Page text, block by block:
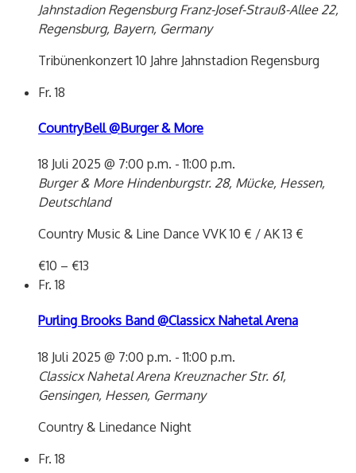
Jahnstadion RegensburgFranz-Josef-Strauß-Allee 22,
Regensburg, Bayern, Germany
Tribünenkonzert 10 Jahre Jahnstadion Regensburg
Fr.18
CountryBell @Burger & More
18 Juli 2025 @ 7:00 p.m. -11:00 p.m.
Burger & More Hindenburgstr. 28, Mücke, Hessen,
Deutschland
Country Music & Line Dance VVK 10 € / AK 13 €
€10 – €13
Fr.18
Purling Brooks Band @Classicx Nahetal Arena
18 Juli 2025 @ 7:00 p.m. -11:00 p.m.
Classicx Nahetal Arena Kreuznacher Str. 61,
Gensingen, Hessen, Germany
Country & Linedance Night
Fr.18